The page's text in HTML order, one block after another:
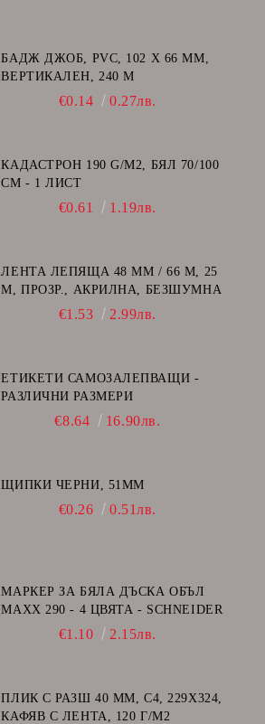
БАДЖ ДЖОБ, PVC, 102 Х 66 ММ,
ВЕРТИКАЛЕН, 240 Μ
€0.14 0.27лв.
КАДАСТРОН 190 G/M2, БЯЛ 70/100
СМ - 1 ЛИСТ
€0.61 1.19лв.
ЛЕНТА ЛЕПЯЩА 48 ММ / 66 М, 25
Μ, ПРОЗР., АКРИЛНА, БЕЗШУМНА
€1.53 2.99лв.
ЕТИКЕТИ САМОЗАЛЕПВАЩИ -
РАЗЛИЧНИ РАЗМЕРИ
€8.64 16.90лв.
ЩИПКИ ЧЕРНИ, 51ММ
€0.26 0.51лв.
МАРКЕР ЗА БЯЛА ДЪСКА ОБЪЛ
MAXX 290 - 4 ЦВЯТА - SCHNEIDER
€1.10 2.15лв.
ПЛИК С РАЗШ 40 MM, C4, 229Х324,
КАФЯВ С ЛЕНТА, 120 Г/М2